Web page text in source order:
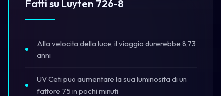
Fatti su Luyten 726-8
Alla velocita della luce, il viaggio durerebbe 8,73
anni
UV Ceti puo aumentare la sua luminosita di un
fattore 75 in pochi minuti